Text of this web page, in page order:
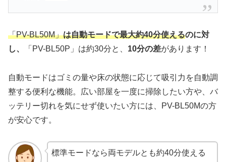
「PV-BL50M」は自動モードで最大約40分使えるのに対
し、
「PV-BL50P」は約30分と、 10分の差があります！
自動モードはゴミの量や床の状態に応じて吸引力を自動調
整する便利な機能。広い部屋を一度に掃除したい方や、バ
ッテリー切れを気にせず使いたい方には、PV-BL50Mの方
が安心です。
標準モードなら両モデルとも約40分使える